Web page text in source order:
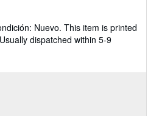
5
de
Nuevo. This item is printed
dispatched within 5-9